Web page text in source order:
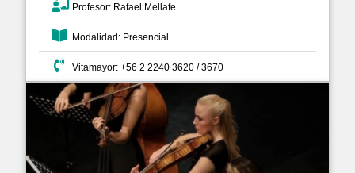
Profesor: Rafael Mellafe
Modalidad: Presencial
Vitamayor: +56 2 2240 3620 / 3670